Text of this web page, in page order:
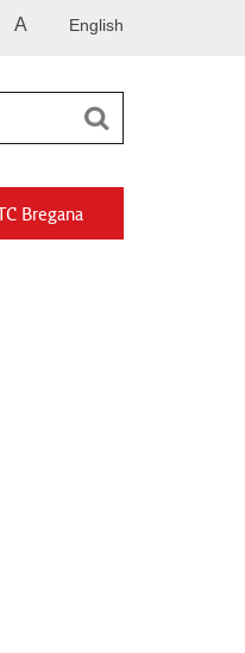
English
A
Bregana